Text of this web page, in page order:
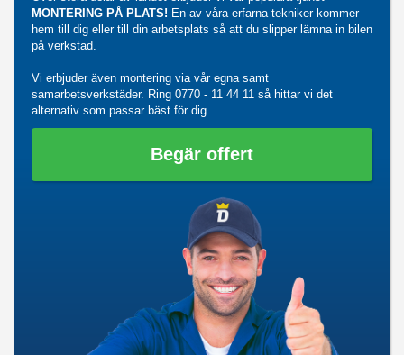
MONTERING PÅ PLATS! En av våra erfarna tekniker kommer
hem till dig eller till din arbetsplats så att du slipper lämna in bilen
på verkstad.
Vi erbjuder även montering via vår egna samt
samarbetsverkstäder. Ring 0770 - 11 44 11 så hittar vi det
alternativ som passar bäst för dig.
Begär offert